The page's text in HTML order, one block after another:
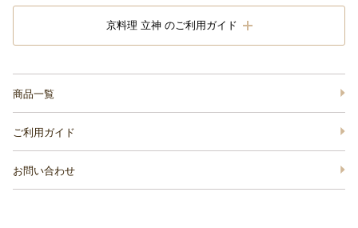
京料理 立神 のご利用ガイド
商品一覧
ご利用ガイド
お問い合わせ